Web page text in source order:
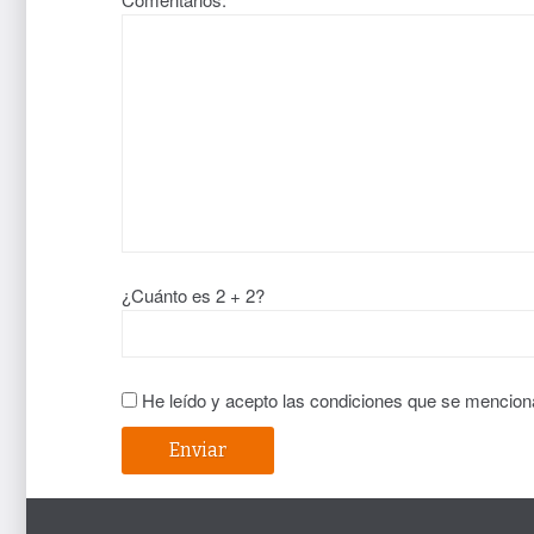
¿Cuánto es 2 + 2?
He leído y acepto las condiciones que se